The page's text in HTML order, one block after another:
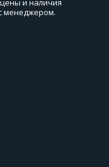
и наличия
менеджером.